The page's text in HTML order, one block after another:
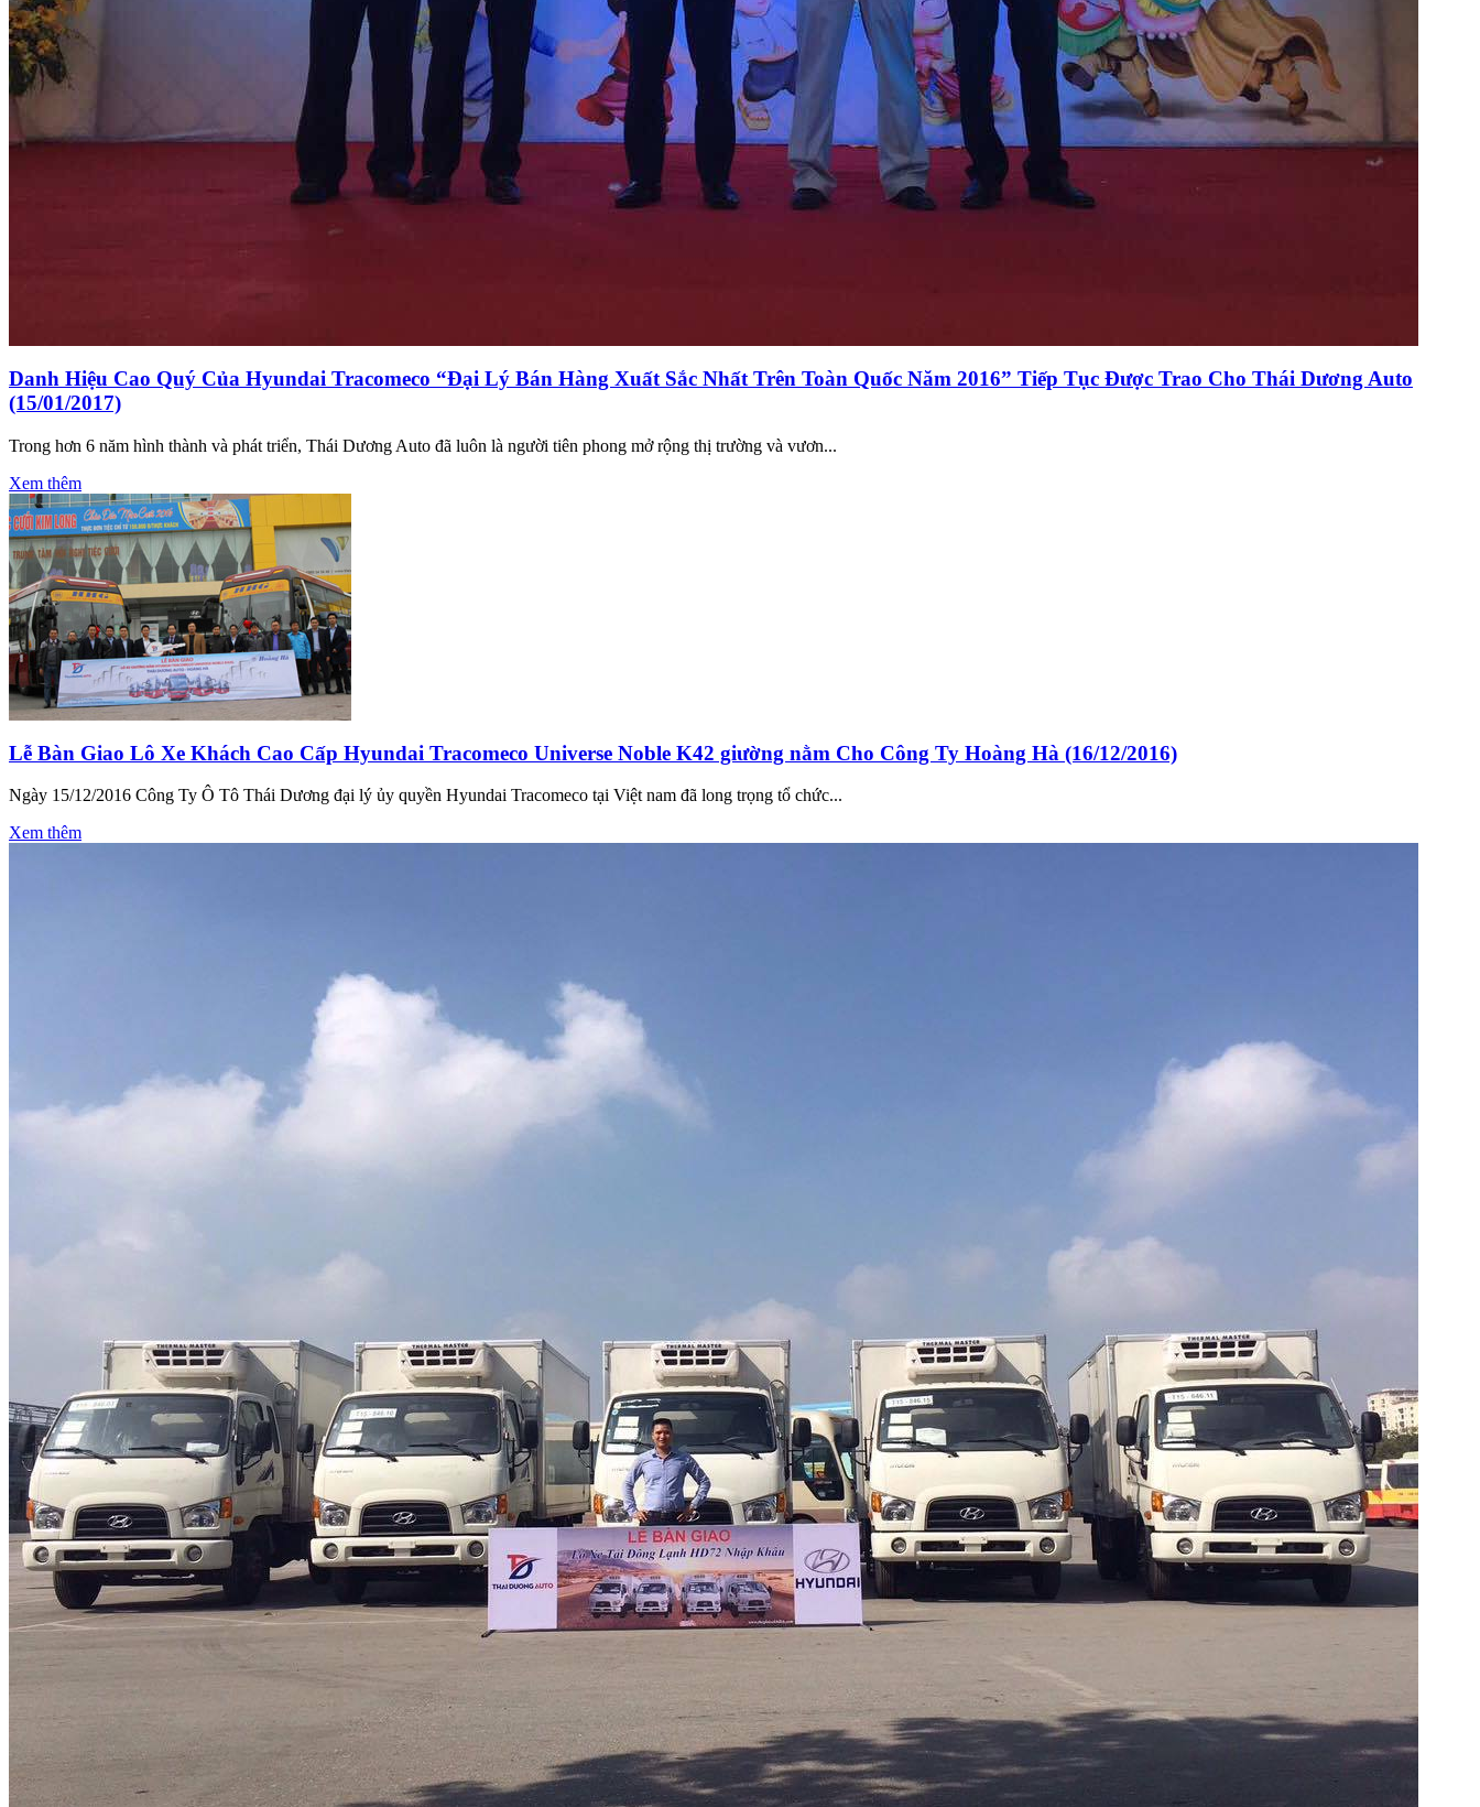
Danh Hiệu Cao Quý Của Hyundai Tracomeco “Đại Lý Bán Hàng Xuất Sắc Nhất Trên Toàn Quốc Năm 2016” Tiếp Tục Được Trao Cho Thái Dương Auto
(15/01/2017)
Trong hơn 6 năm hình thành và phát triển, Thái Dương Auto đã luôn là người tiên phong mở rộng thị trường và vươn...
Xem thêm
Lễ Bàn Giao Lô Xe Khách Cao Cấp Hyundai Tracomeco Universe Noble K42 giường nằm Cho Công Ty Hoàng Hà (16/12/2016)
Ngày 15/12/2016 Công Ty Ô Tô Thái Dương đại lý ủy quyền Hyundai Tracomeco tại Việt nam đã long trọng tổ chức...
Xem thêm